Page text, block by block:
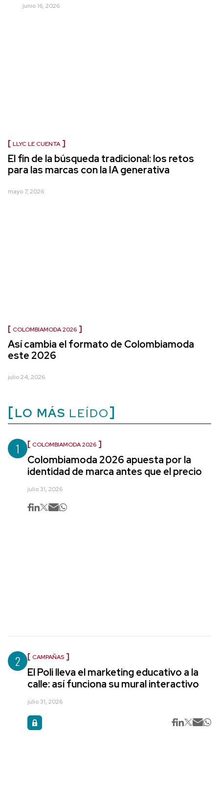
junio 16, 2026
LLYC LE CUENTA
El fin de la búsqueda tradicional: los retos
para las marcas con la IA generativa
mayo 7, 2026
COLOMBIAMODA 2026
Así cambia el formato de Colombiamoda
este 2026
julio 24, 2026
LO MÁS LEÍDO
1 COLOMBIAMODA 2026
Colombiamoda 2026 apuesta por la
identidad de marca antes que el precio
julio 31, 2026
2 CAMPAÑAS
El Poli lleva el marketing educativo a la
calle: así funciona su mural interactivo
julio 31, 2026